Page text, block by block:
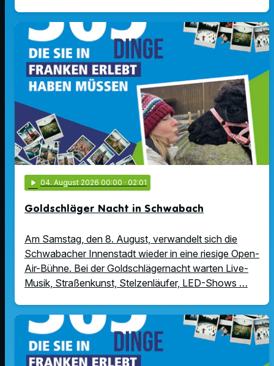
play_arrow 04. August 2026 00:00 · 02:01
Goldschläger Nacht in Schwabach
Am Samstag, den 8. August, verwandelt sich die
Schwabacher Innenstadt wieder in eine riesige Open-
Air-Bühne. Bei der Goldschlägernacht warten Live-
Musik, Straßenkunst, Stelzenläufer, LED-Shows …